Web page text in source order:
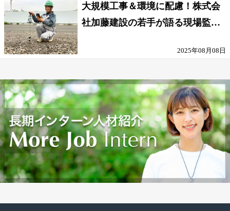
大規模工事＆環境に配慮！株式会
社加藤建設の若手が語る現場監督
2025年08月08日